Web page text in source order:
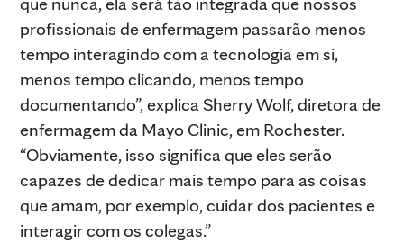
profissionais de enfermagem passarão menos
tempo interagindo com a tecnologia em si,
menos tempo clicando, menos tempo
documentando”, explica Sherry Wolf, diretora de
enfermagem da Mayo Clinic, em Rochester.
“Obviamente, isso significa que eles serão
capazes de dedicar mais tempo para as coisas
que amam, por exemplo, cuidar dos pacientes e
interagir com os colegas.”